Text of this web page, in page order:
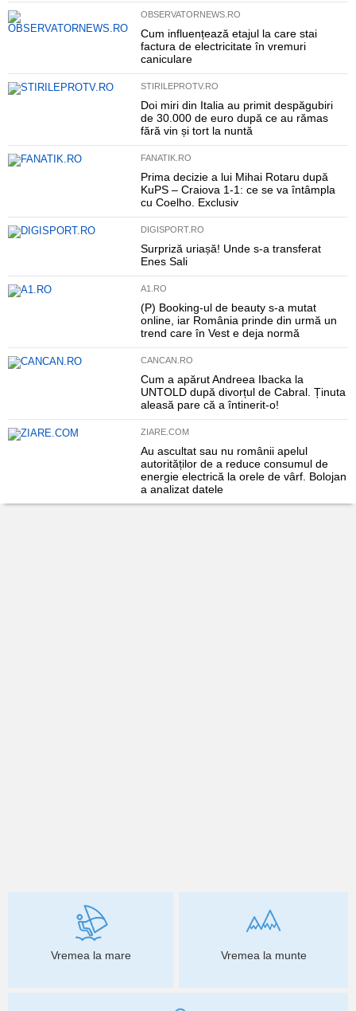
OBSERVATORNEWS.RO
Cum influențează etajul la care stai
factura de electricitate în vremuri
caniculare
STIRILEPROTV.RO
Doi miri din Italia au primit despăgubiri
de 30.000 de euro după ce au rămas
fără vin și tort la nuntă
FANATIK.RO
Prima decizie a lui Mihai Rotaru după
KuPS – Craiova 1-1: ce se va întâmpla
cu Coelho. Exclusiv
DIGISPORT.RO
Surpriză uriașă! Unde s-a transferat
Enes Sali
A1.RO
(P) Booking-ul de beauty s-a mutat
online, iar România prinde din urmă un
trend care în Vest e deja normă
CANCAN.RO
Cum a apărut Andreea Ibacka la
UNTOLD după divorțul de Cabral. Ținuta
aleasă pare că a întinerit-o!
ZIARE.COM
Au ascultat sau nu românii apelul
autorităților de a reduce consumul de
energie electrică la orele de vârf. Bolojan
a analizat datele
Vremea la mare Vremea la munte